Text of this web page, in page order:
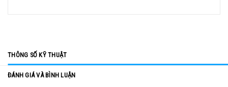
THÔNG SỐ KỸ THUẬT
ĐÁNH GIÁ VÀ BÌNH LUẬN